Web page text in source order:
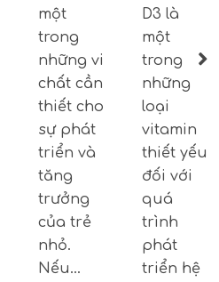
một
trong
những vi
chất cần
thiết cho
sự phát
triển và
tăng
trưởng
của trẻ
nhỏ.
Nếu…
D3 là
một
trong
những
loại
vitamin
thiết yếu
đối với
quá
trình
phát
triển hệ